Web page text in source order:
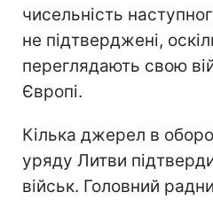
чисельність
не підтверджені,
переглядають свою
Європі.
Кілька джерел в
уряду Литви
військ. Головний